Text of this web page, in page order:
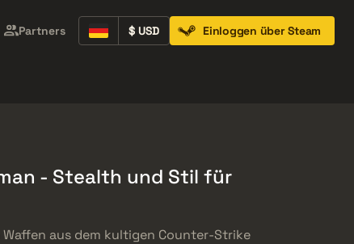
Partners $ USD Einloggen über Steam
- Stealth und Stil für
aus dem kultigen Counter-Strike